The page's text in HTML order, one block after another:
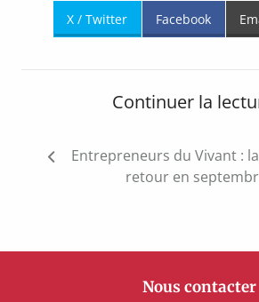
X / Twitter Facebook
Continuer la
Navigation
Entrepreneurs du Vivant :
retour en
Nous contacter